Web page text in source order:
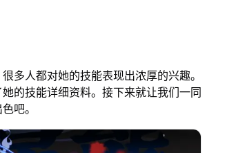
多人都对她的技能表现出浓厚的兴趣。
的技能详细资料。接下来就让我们一同
吧。